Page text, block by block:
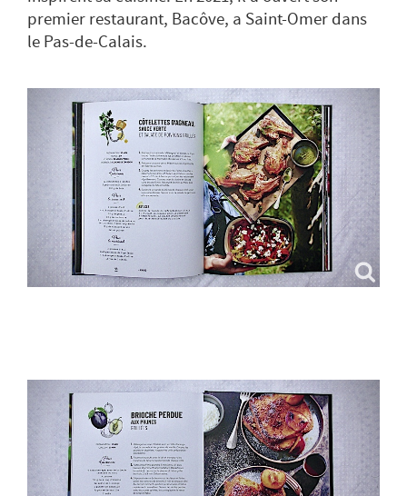
premier restaurant, Bacôve, a Saint-Omer dans
le Pas-de-Calais.